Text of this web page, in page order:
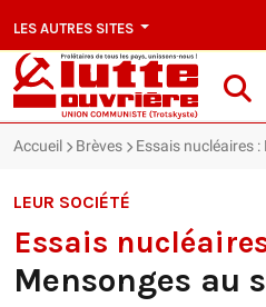
LES AUTRES SITES
Accueil Brèves Essais nucléaires
LEUR SOCIÉTÉ
Essais
Mensonges au